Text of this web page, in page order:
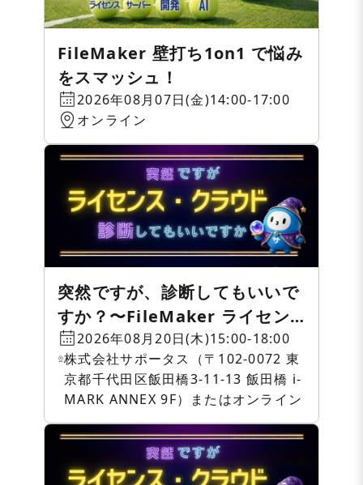
FileMaker 壁打ち1on1 で悩み
をスマッシュ！
2026年08月07日(金)14:00-17:00
オンライン
突然ですが、診断してもいいで
すか？〜FileMaker ライセン
ス・クラウド相談会〜
2026年08月20日(木)15:00-18:00
株式会社サポータス（〒102-0072 東
京都千代田区飯田橋3-11-13 飯田橋 i-
MARK ANNEX 9F）またはオンライン